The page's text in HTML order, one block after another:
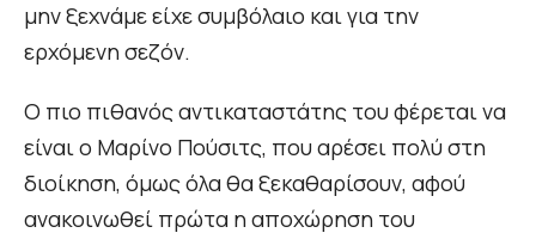
μην ξεχνάμε είχε συμβόλαιο και για την
ερχόμενη σεζόν.
Ο πιο πιθανός αντικαταστάτης του φέρεται να
είναι ο Μαρίνο Πούσιτς, που αρέσει πολύ στη
διοίκηση, όμως όλα θα ξεκαθαρίσουν, αφού
ανακοινωθεί πρώτα η αποχώρηση του